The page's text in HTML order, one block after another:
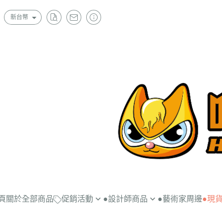
新台幣
關於全部商品 促銷活動 ●設計師商品 ●藝術家周邊●現